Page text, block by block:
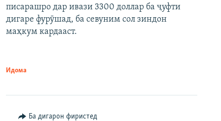
писарашро дар ивази 3300 доллар ба ҷуфти
дигаре фурӯшад, ба севуним сол зиндон
маҳкум кардааст.
Идома
Ба дигарон фиристед